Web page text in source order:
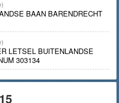
BAAN BARENDRECHT
LETSEL BUITENLANDSE
303134